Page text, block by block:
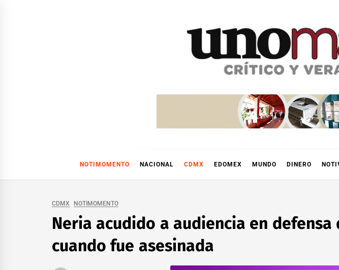
NOTIMOMENTO NACIONAL CDMX EDOMEX MUNDO DINERO
CDMX NOTIMOMENTO
Neria acudido a audiencia en
cuando fue asesinada